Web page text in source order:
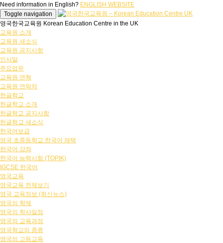
Need information in English? ENGLISH WEBSITE
Toggle navigation
영국한국교육원 Korean Education Centre in the UK
교육원 소개
교육원 새소식
교육원 공지사항
인사말
주요업무
교육원 연혁
교육원 연락처
한글학교
한글학교 소개
한글학교 공지사항
한글학교 새소식
한국어보급
영국 초중등학교 한국어 채택
한국어 강좌
한국어 능력시험 (TOPIK)
IGCSE 한국어
영국교육
영국교육 전체보기
영국 교육정보 (최신뉴스)
영국의 학제
영국의 학사일정
영국의 교육과정
영국학교의 종류
영국의 고등교육